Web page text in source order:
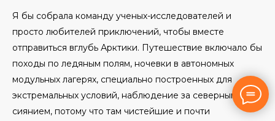
Я бы собрала команду ученых-исследователей и
просто любителей приключений, чтобы вместе
отправиться вглубь Арктики. Путешествие включало бы
походы по ледяным полям, ночевки в автономных
модульных лагерях, специально построенных для
экстремальных условий, наблюдение за северным
сиянием, потому что там чистейшие и почти